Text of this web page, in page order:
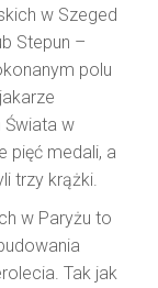
w Szeged
Stepun –
polu
Świata w
pięć medali, a
trzy krążki.
w Paryżu to
Tak jak